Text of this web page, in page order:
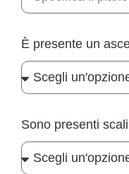
È presente un
Sono presenti